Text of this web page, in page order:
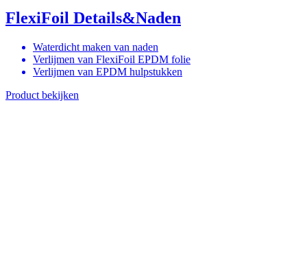
FlexiFoil Details&Naden
Waterdicht maken van naden
Verlijmen van FlexiFoil EPDM folie
Verlijmen van EPDM hulpstukken
Product bekijken